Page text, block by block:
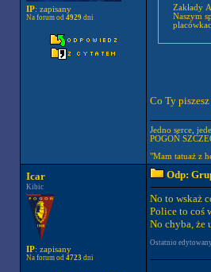
IP: zapisany
Na forum od 4929dni
Naszym sponsorem są Azoty Police, każda placówka Azotów kogoś innego sobie sponsoruje i nie przekłada się to na sponsorowanie w innych
Co Ty piszesz
Jedno serce,
POGOŃ
"Mam tatuaż z
Icar
Kibic
IP: zapisany
Na forum od 4723dni
Odp:
No to wskaż
Police to coś
No chyba, że
Ostatnio